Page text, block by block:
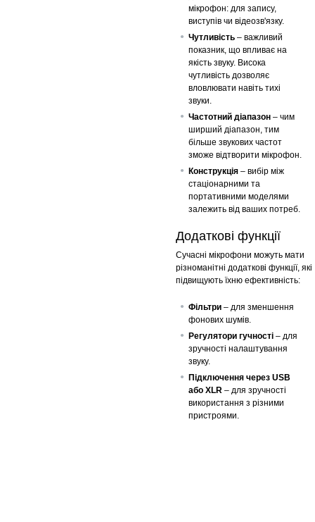
мікрофон: для запису,
виступів чи відеозв'язку.
Чутливість – важливий
показник, що впливає на
якість звуку. Висока
чутливість дозволяє
вловлювати навіть тихі
звуки.
Частотний діапазон – чим
ширший діапазон, тим
більше звукових частот
зможе відтворити мікрофон.
Конструкція – вибір між
стаціонарними та
портативними моделями
залежить від ваших потреб.
Додаткові функції
Сучасні мікрофони можуть мати
різноманітні додаткові функції, які
підвищують їхню ефективність:
Фільтри – для зменшення
фонових шумів.
Регулятори гучності – для
зручності налаштування
звуку.
Підключення через USB
або XLR – для зручності
використання з різними
пристроями.